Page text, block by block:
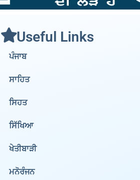
Useful Links
ਪੰਜਾਬ
ਸਾਹਿਤ
ਸਿਹਤ
ਸਿੱਖਿਆ
ਖੇਤੀਬਾੜੀ
ਮਨੋਰੰਜਨ